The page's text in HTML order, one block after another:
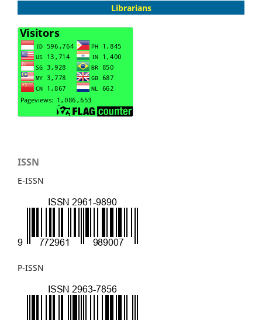
Librarians
ISSN
E-ISSN
P-ISSN